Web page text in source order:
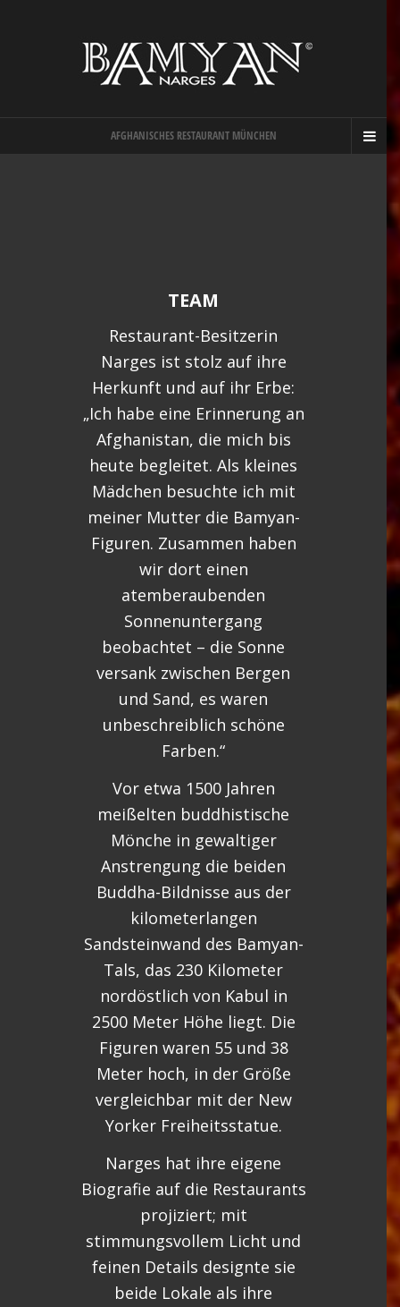
AFGHANISCHES RESTAURANT MÜNCHEN
TEAM
Restaurant-Besitzerin
Narges ist stolz auf ihre
Herkunft und auf ihr Erbe:
„Ich habe eine Erinnerung an
Afghanistan, die mich bis
heute begleitet. Als kleines
Mädchen besuchte ich mit
meiner Mutter die Bamyan-
Figuren. Zusammen haben
wir dort einen
atemberaubenden
Sonnenuntergang
beobachtet – die Sonne
versank zwischen Bergen
und Sand, es waren
unbeschreiblich schöne
Farben.“
Vor etwa 1500 Jahren
meißelten buddhistische
Mönche in gewaltiger
Anstrengung die beiden
Buddha-Bildnisse aus der
kilometerlangen
Sandsteinwand des Bamyan-
Tals, das 230 Kilometer
nordöstlich von Kabul in
2500 Meter Höhe liegt. Die
Figuren waren 55 und 38
Meter hoch, in der Größe
vergleichbar mit der New
Yorker Freiheitsstatue.
Narges hat ihre eigene
Biografie auf die Restaurants
projiziert; mit
stimmungsvollem Licht und
feinen Details designte sie
beide Lokale als ihre